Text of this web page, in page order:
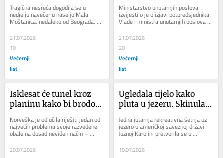
na licu mjesta
Tragična nesreća dogodila se u
nedjelju navečer u naselju Mala
Moštanica, nedaleko od Beograda,
gdje je život izgubio 47-godišnjak iz
Zemuna...
21.07.2026
10
Večernji
list
jedno...'
Ministarstvo unutarnjih poslova
izvijestilo je o izjavi potpredsjednika
Vlade i ministra unutarnjih poslova
Davora Božinovića, koji je u
ponedjeljak...
21.07.2026
20
Večernji
list
Isklesat će tunel kroz
planinu kako bi brodovi
najopasnijih mora:
Projekt vrijedan 879
Norveška je odlučila riješiti jedan od
najvećih problema svoje razvedene
obale na dosad neviđen način –
jedno...
20.07.2026
Ugledala tijelo kako
pluta u jezeru. Skinula
shvatila kakvu je
pogrešku napravila
Jedna jutarnja rekreativna šetnja uz
jezero u američkoj saveznoj državi
Južnoj Karolini pretvorila se u
nezaboravnu, ali i prilično neugodnu...
19.07.2026